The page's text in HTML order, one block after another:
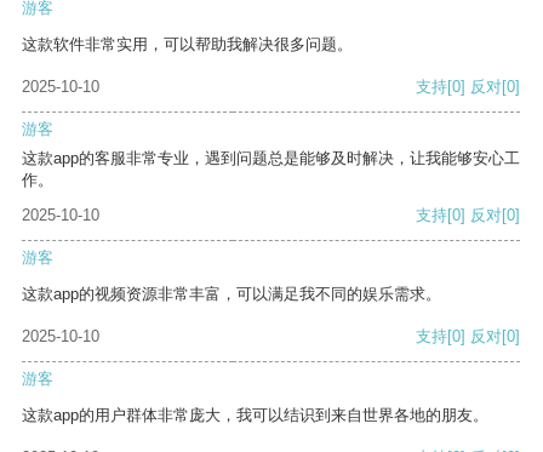
游客
这款软件非常实用，可以帮助我解决很多问题。
2025-10-10 支持[0] 反对[0]
游客
这款app的客服非常专业，遇到问题总是能够及时解决，让我能够安心工
作。
2025-10-10
支持[0] 反对[0]
游客
这款app的视频资源非常丰富，可以满足我不同的娱乐需求。
2025-10-10 支持[0] 反对[0]
游客
这款app的用户群体非常庞大，我可以结识到来自世界各地的朋友。